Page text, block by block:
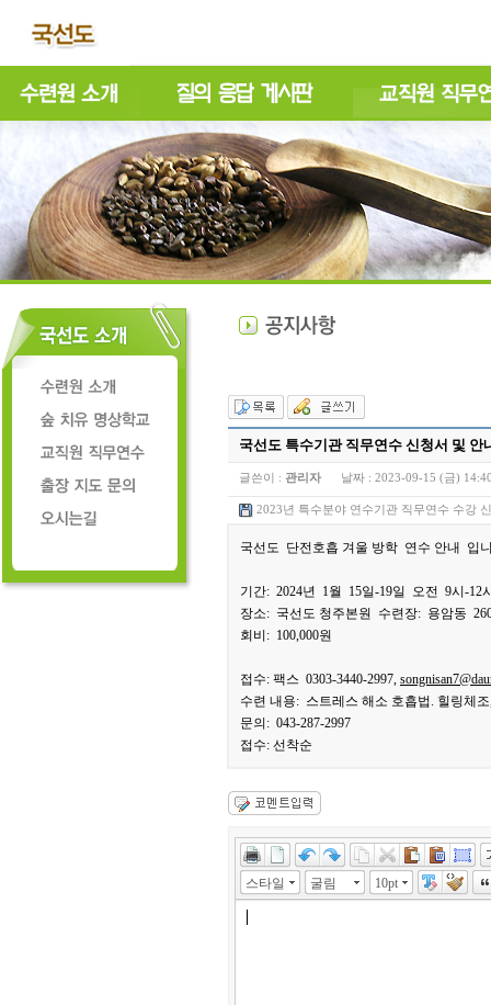
국선도 특수기관 직무연수 신청서 및 안
글쓴이 : 관리자 날짜 : 2023-09-15 (금)
2023년 특수분야 연수기관 직무연수 수강
국선도 단전호흡 겨울 방학 연수 안내 입
기간: 2024년 1월 15일-19일 오전 9시-12
장소: 국선도 청주본원 수련장: 용암동
회비: 100,000원
접수: 팩스 0303-3440-2997,
수련 내용: 스트레스 해소 호흡법. 힐링체
문의: 043-287-2997
접수: 선착순
스타일 굴림 10pt